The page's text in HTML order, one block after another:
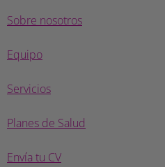
Sobre nosotros
Equipo
Servicios
Planes de Salud
Envía tu CV